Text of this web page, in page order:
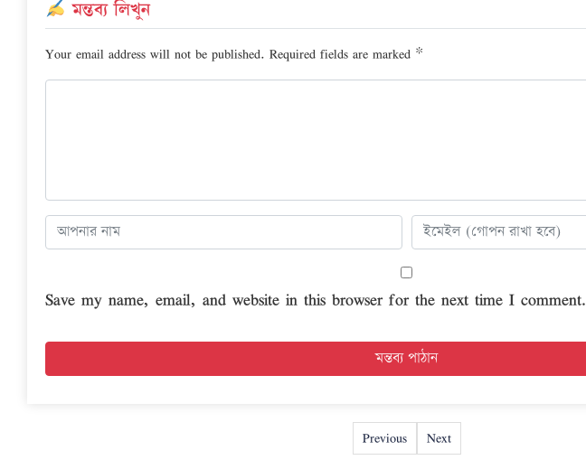
মন্তব্য লিখুন
Your email address will not be published. Required fields are marked *
Save my name, email, and website in this browser for the next time I comment.
Previous Next